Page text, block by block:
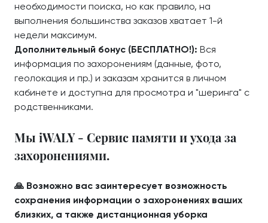
необходимости поиска, но как правило, на
выполнения большинства заказов хватает 1-й
недели максимум.
Дополнительный бонус (БЕСПЛАТНО!): Вся
информация по захоронениям (данные, фото,
геолокация и пр.) и заказам хранится в личном
кабинете и доступна для просмотра и "шеринга" с
родственниками.
Мы iWALY - Сервис памяти и ухода за
захоронениями.
🙏 Возможно вас заинтересует возможность
сохранения информации о захоронениях ваших
близких, а также дистанционная уборка